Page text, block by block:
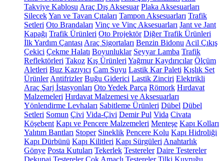
Takviye Kablosu Araç Dış Aksesuar Plaka Aksesuarları
SilecekYan ve Tavan Çıtaları Tampon Aksesuarları Trafik
Setleri Oto Brandaları Vinç ve Vinç Aksesuarları Jant ve Jant
Kapağı Trafik Ürünleri Oto Projektör Diğer Trafik Ürünleri
İlk Yardım Çantası Araç Sigortaları Benzin Bidonu Acil Çıkış
Çekici Çekme Halatı Boyunluklar Seyyar Lamba Trafik
Reflektörleri Takoz Kış Ürünleri Yağmur Kaydırıcılar Ölçüm
Aletleri Buz Kazıyıcı Cam Suyu Lastik Kar Paleti Kışlık Set
Ürünler Antifrizler Buğu Giderici Lastik Zinciri Elektrikli
Araç Şarj İstasyonları Oto Yedek Parça Römork Hırdavat
Malzemeleri Hırdavat Malzemesi ve Aksesuarları
Yönlendirme Levhaları Sabitleme Ürünleri Dübel Dübel
Setleri Somun Çivi Vida-Çivi Demir Pul Vida Civata
Köşebent Kapı ve Pencere Malzemeleri Menteşe Kapı Kolları
Yalıtım Bantları Stoper Sineklik Pencere Kolu Kapı Hidroliği
Kapı Dürbünü Kapı Kilitleri Kapı Sürgüleri Anahtarlık
Gönye Posta Kutuları Tekerlek Testereler Daire Testereler
Dekupaj Testereler Çok Amaçlı Testereler Tilki Kuyruğu